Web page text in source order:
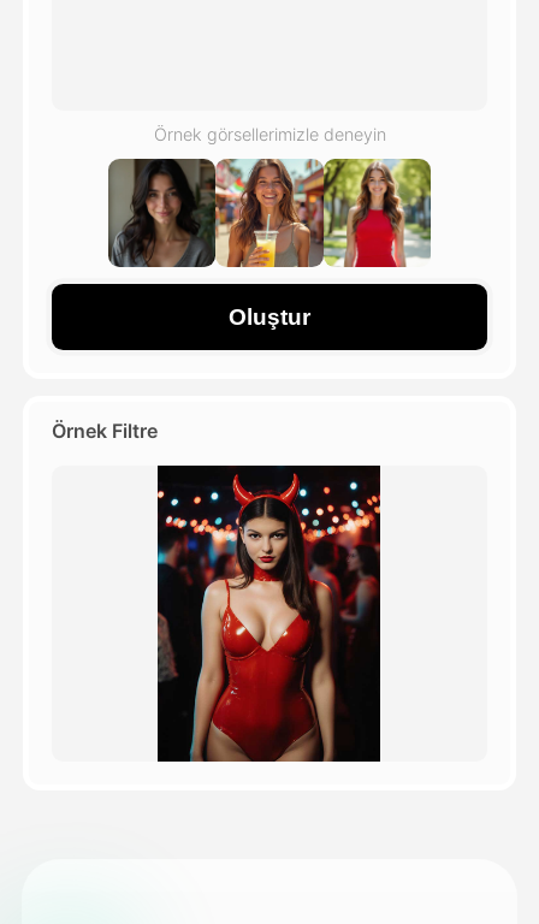
Tüm şablonları görüntüle
Blog
Örnek görsellerimizle deneyin
Oluştur
Örnek Filtre